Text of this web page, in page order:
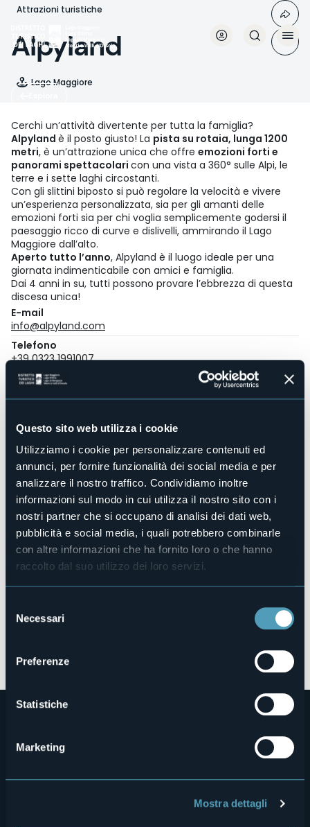
Questo sito web utilizza i cookie
Utilizziamo i cookie per personalizzare contenuti ed
annunci, per fornire funzionalità dei social media e per
analizzare il nostro traffico. Condividiamo inoltre
informazioni sul modo in cui utilizza il nostro sito con i
nostri partner che si occupano di analisi dei dati web,
pubblicità e social media, i quali potrebbero combinarle
con altre informazioni che ha fornito loro o che hanno
raccolto dal suo utilizzo dei loro servizi.
delNecessari
Preferenze
Statistiche
Marketing
Mostra dettagli
Salta
contenuto
principale
Attrazioni turistiche
Alpyland
Lago Maggiore
Cerchi un’attività divertente per tutta la famiglia?
Alpyland è il posto giusto! La pista su rotaia, lunga 1200
metri, è un’attrazione unica che offre emozioni forti e
panorami spettacolari con una vista a 360° sulle Alpi, le
terre e i sette laghi circostanti.
Con gli slittini biposto si può regolare la velocità e vivere
un’esperienza personalizzata, sia per gli amanti delle
emozioni forti sia per chi voglia semplicemente godersi il
paesaggio ricco di curve e dislivelli, ammirando il Lago
Maggiore dall’alto.
Aperto tutto l’anno, Alpyland è il luogo ideale per una
giornata indimenticabile con amici e famiglia.
Dai 4 anni in su, tutti possono provare l’ebbrezza di questa
discesa unica!
E-mail
info@alpyland.com
Telefono
+39 0323 1991007
Sito web
Cielo limpido 26,2°
Località Mottarone
28838 - Stresa (VB)
Enogastronomia